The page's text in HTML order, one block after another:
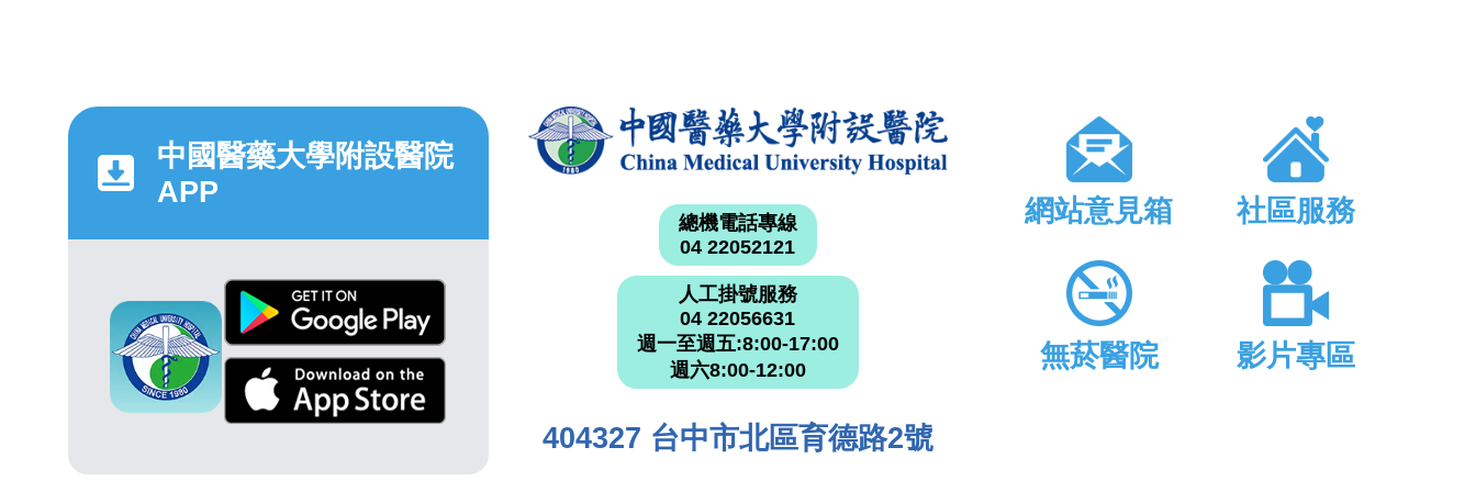
中國醫藥大學附設醫院
APP
總機電話專線
04 22052121
人工掛號服務
04 22056631
週一至週五:8:00-17:00
週六8:00-12:00
404327 台中市北區育德路2號
網站意見箱 社區服務
無菸醫院 影片專區